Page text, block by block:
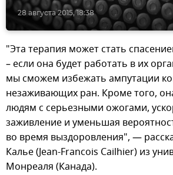
28 августа 2015, 18:38
"Эта терапия может стать
– если она будет работать в их
мы сможем избежать ампутации
незаживающих ран. Кроме того,
людям с серьезными ожогами,
заживление и уменьшая
во время выздоровления", —
Калье (Jean-Francois Cailhier) из
Монреаля (Канада).